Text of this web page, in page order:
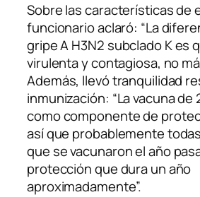
Sobre las características de
funcionario aclaró: “La
gripe A H3N2 subclado K es
virulenta y contagiosa, no
Además, llevó tranquilidad
inmunización: “La vacuna de
como componente de
así que probablemente
que se vacunaron el año
protección que dura un año
aproximadamente”.